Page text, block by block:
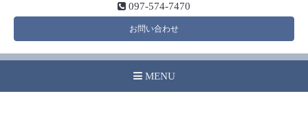
097-574-7470
お問い合わせ
MENU